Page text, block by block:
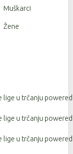
Muškarci
Žene
lige u trčanju
lige u trčanju
lige u trčanju